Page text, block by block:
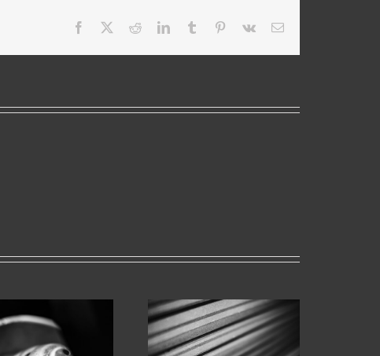
Facebook RedditLinkedInTumblr Pinterest
Vk Email